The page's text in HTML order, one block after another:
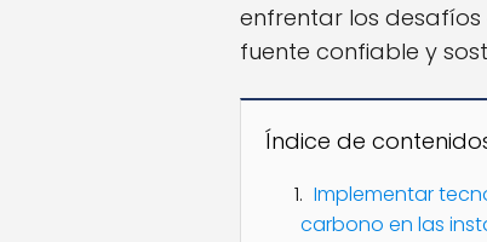
enfrentar los
fuente confiable y
Índice de
Implementar
carbono en las